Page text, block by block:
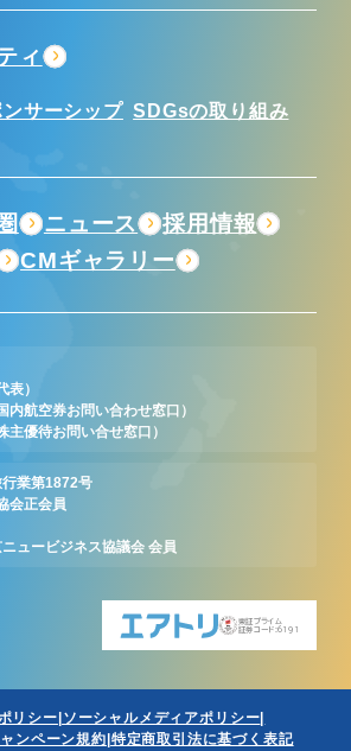
表）
国内航空券お問い合わせ窓口）
主優待お問い合せ窓口）
業第1872号
会正会員
ュービジネス協議会 会員
東証プライム
証券コード:6191
ィ
サーシップ SDGsの取り組み
ニュース
採用情報
CMギャラリー
リシー ソーシャルメディアポリシー
ンペーン規約 特定商取引法に基づく表記